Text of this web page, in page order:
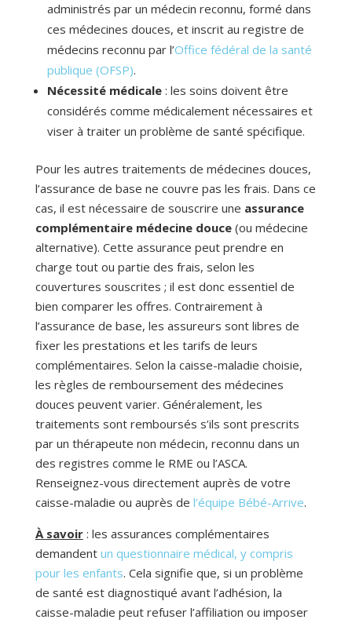
administrés par un médecin reconnu, formé dans
ces médecines douces, et inscrit au registre de
médecins reconnu par l’Office fédéral de la santé
publique (OFSP).
Nécessité médicale: les soins doivent être
considérés comme médicalement nécessaires et
viser à traiter un problème de santé spécifique.
Pour les autres traitements de médecines douces,
l’assurance de base ne couvre pas les frais. Dans ce
cas, il est nécessaire de souscrire une assurance
complémentaire médecine douce(ou médecine
alternative). Cette assurance peut prendre en
charge tout ou partie des frais, selon les
couvertures souscrites ; il est donc essentiel de
bien comparer les offres. Contrairement à
l’assurance de base, les assureurs sont libres de
fixer les prestations et les tarifs de leurs
complémentaires. Selon la caisse-maladie choisie,
les règles de remboursement des médecines
douces peuvent varier. Généralement, les
traitements sont remboursés s’ils sont prescrits
par un thérapeute non médecin, reconnu dans un
des registres comme le RME ou l’ASCA.
Renseignez-vous directement auprès de votre
caisse-maladie ou auprès de l’équipe Bébé-Arrive.
À savoir: les assurances complémentaires
demandent un questionnaire médical, y compris
pour les enfants. Cela signifie que, si un problème
de santé est diagnostiqué avant l’adhésion, la
caisse-maladie peut refuser l’affiliation ou imposer